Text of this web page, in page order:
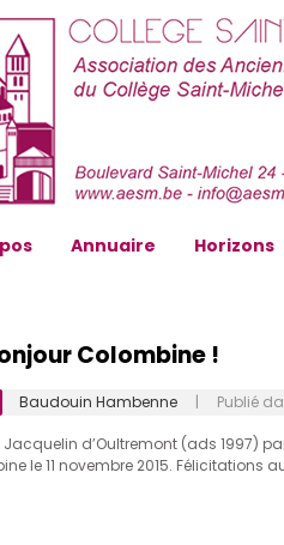
Annuaire Horizons
Colombine !
Baudouin Hambenne | Publié
Jacquelin d’Oultremont (ads 1997)
le 11 novembre 2015. Félicitations